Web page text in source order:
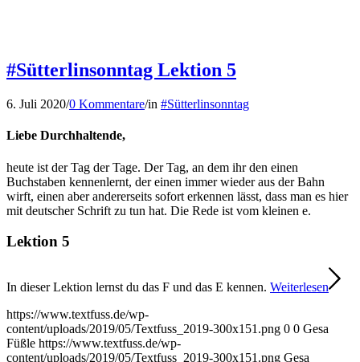
#Sütterlinsonntag Lektion 5
6. Juli 2020/0 Kommentare/in #Sütterlinsonntag
Liebe Durchhaltende,
heute ist der Tag der Tage. Der Tag, an dem ihr den einen
Buchstaben kennenlernt, der einen immer wieder aus der Bahn
wirft, einen aber andererseits sofort erkennen lässt, dass man es hier
mit deutscher Schrift zu tun hat. Die Rede ist vom kleinen e.
Lektion 5
In dieser Lektion lernst du das F und das E kennen. Weiterlesen
https://www.textfuss.de/wp-
content/uploads/2019/05/Textfuss_2019-300x151.png 0 0 Gesa
Füßle https://www.textfuss.de/wp-
content/uploads/2019/05/Textfuss_2019-300x151.png Gesa